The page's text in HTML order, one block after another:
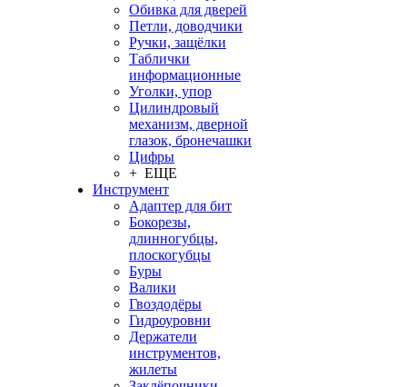
Обивка для дверей
Петли, доводчики
Ручки, защёлки
Таблички
информационные
Уголки, упор
Цилиндровый
механизм, дверной
глазок, бронечашки
Цифры
+ ЕЩЕ
Инструмент
Адаптер для бит
Бокорезы,
длинногубцы,
плоскогубцы
Буры
Валики
Гвоздодёры
Гидроуровни
Держатели
инструментов,
жилеты